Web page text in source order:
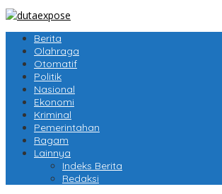
Berita
Olahraga
Otomatif
Politik
Nasional
Ekonomi
Kriminal
Pemerintahan
Ragam
Lainnya
Indeks Berita
Redaksi